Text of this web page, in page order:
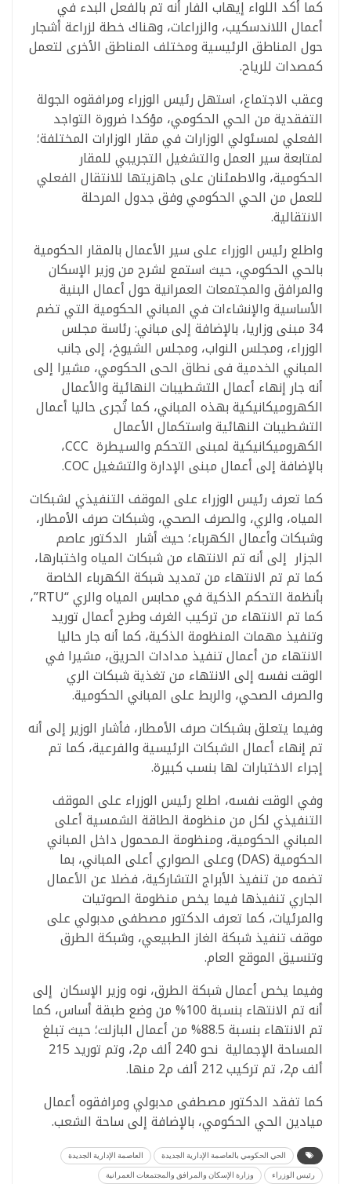
كما أكد اللواء إيهاب الفار أنه تم بالفعل البدء في
أعمال اللاندسكيب، والزراعات، وهناك خطة لزراعة أشجار
حول المناطق الرئيسية ومختلف المناطق الأخرى لتعمل
كمصدات للرياح.
وعقب الاجتماع، استهل رئيس الوزراء ومرافقوه الجولة
التفقدية من الحي الحكومي، مؤكدا ضرورة التواجد
الفعلي لمسئولي الوزارات في مقار الوزارات المختلفة؛
لمتابعة سير العمل والتشغيل التجريبي للمقار
الحكومية، والاطمئنان على جاهزيتها للانتقال الفعلي
للعمل من الحي الحكومي وفق جدول المرحلة
الانتقالية.
واطلع رئيس الوزراء على سير الأعمال بالمقار الحكومية
بالحي الحكومي، حيث استمع لشرح من وزير الإسكان
والمرافق والمجتمعات العمرانية حول أعمال البنية
الأساسية والإنشاءات في المباني الحكومية التي تضم
34 مبنى وزاريا، بالإضافة إلى مباني: رئاسة مجلس
الوزراء، ومجلس النواب، ومجلس الشيوخ، إلى جانب
المباني الخدمية فى نطاق الحى الحكومي، مشيرا إلى
أنه جار إنهاء أعمال التشطيبات النهائية والأعمال
الكهروميكانيكية بهذه المباني، كما تُجرى حاليا أعمال
التشطيبات النهائية واستكمال الأعمال
الكهروميكانيكية لمبنى التحكم والسيطرة CCC،
بالإضافة إلى أعمال مبنى الإدارة والتشغيل COC.
كما تعرف رئيس الوزراء على الموقف التنفيذي لشبكات
المياه، والري، والصرف الصحي، وشبكات صرف الأمطار،
وشبكات وأعمال الكهرباء؛ حيث أشار الدكتور عاصم
الجزار إلى أنه تم الانتهاء من شبكات المياه واختبارها،
كما تم تم الانتهاء من تمديد شبكة الكهرباء الخاصة
بأنظمة التحكم الذكية في محابس المياه والري “RTU”،
كما تم الانتهاء من تركيب الغرف وطرح أعمال توريد
وتنفيذ مهمات المنظومة الذكية، كما أنه جار حاليا
الانتهاء من أعمال تنفيذ مدادات الحريق، مشيرا في
الوقت نفسه إلى الانتهاء من تغذية شبكات الري
والصرف الصحي، والربط على المباني الحكومية.
وفيما يتعلق بشبكات صرف الأمطار، فأشار الوزير إلى أنه
تم إنهاء أعمال الشبكات الرئيسية والفرعية، كما تم
إجراء الاختبارات لها بنسب كبيرة.
وفي الوقت نفسه، اطلع رئيس الوزراء على الموقف
التنفيذي لكل من منظومة الطاقة الشمسية أعلى
المباني الحكومية، ومنظومة الـمحمول داخل المباني
الحكومية (DAS) وعلى الصواري أعلى المباني، بما
تضمه من تنفيذ الأبراج التشاركية، فضلا عن الأعمال
الجاري تنفيذها فيما يخص منظومة الصوتيات
والمرئيات، كما تعرف الدكتور مصطفى مدبولي على
موقف تنفيذ شبكة الغاز الطبيعي، وشبكة الطرق
وتنسيق الموقع العام.
وفيما يخص أعمال شبكة الطرق، نوه وزير الإسكان إلى
أنه تم الانتهاء بنسبة 100% من وضع طبقة أساس، كما
تم الانتهاء بنسبة 88.5% من أعمال البازلت؛ حيث تبلغ
المساحة الإجمالية نحو 240 ألف م2، وتم توريد 215
ألف م2، تم تركيب 212 ألف م2 منها.
كما تفقد الدكتور مصطفى مدبولي ومرافقوه أعمال
ميادين الحي الحكومي، بالإضافة إلى ساحة الشعب.
الحي الحكومي بالعاصمة الإدارية الجديدة العاصمة الإدارية الجديدة
رئيس الوزراء وزارة الإسكان والمرافق والمجتمعات العمرانية